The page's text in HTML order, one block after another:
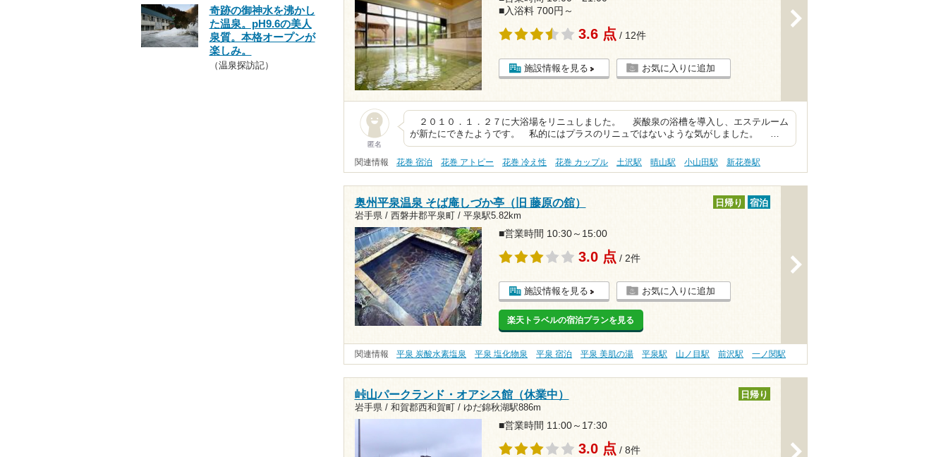
■入浴料 700円～
3.6 点 / 12件
施設情報を見る お気に入りに追加
匿名
２０１０．１．２７に大浴場をリニュしました。 炭酸泉の浴槽を導入し、エステルーム
が新たにできたようです。 私的にはプラスのリニュではないような気がしました。 …
関連情報 花巻 宿泊 花巻 アトピー 花巻 冷え性 花巻 カップル 土沢駅 晴山駅 小山田駅 新花巻駅
奥州平泉温泉 そば庵しづか亭（旧 藤原の舘）
岩手県 / 西磐井郡平泉町 / 平泉駅5.82km
日帰り 宿泊
■営業時間 10:30～15:00
3.0 点 / 2件
施設情報を見る お気に入りに追加
楽天トラベルの宿泊プランを見る
関連情報 平泉 炭酸水素塩泉 平泉 塩化物泉 平泉 宿泊 平泉 美肌の湯 平泉駅 山ノ目駅 前沢駅 一ノ関駅
峠山パークランド・オアシス館（休業中）
岩手県 / 和賀郡西和賀町 / ゆだ錦秋湖駅886m
日帰り
■営業時間 11:00～17:30
3.0 点 / 8件
奇跡の御神水を沸かし
た温泉。pH9.6の美人
泉質。本格オープンが
楽しみ。
（温泉探訪記）